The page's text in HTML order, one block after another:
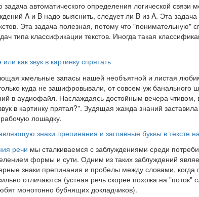
автоматического определения логической связи
A и B надо выяснить, следует ли B из A. Эта
Эта задача полезная, потому что "понимательную"
типа классификации текстов. Иногда такая
как звук в картинку спрятать
хмельные запасы нашей необъятной и листая
куда не зашифровывали, от совсем уж
в аудиофайл. Наслаждаясь достойным вечера чтивом,
в картинку прятал?". Зудящая жажда знаний
лошадку.
знаки препинания и заглавные буквы в тексте
речи мы сталкиваемся с заблуждениями среди
формы и сути. Одним из таких заблуждений
знаки препинания и пробелы между словами, когда
отличаются (устная речь скорее похожа на "поток"
монотонно бубнящих докладчиков).